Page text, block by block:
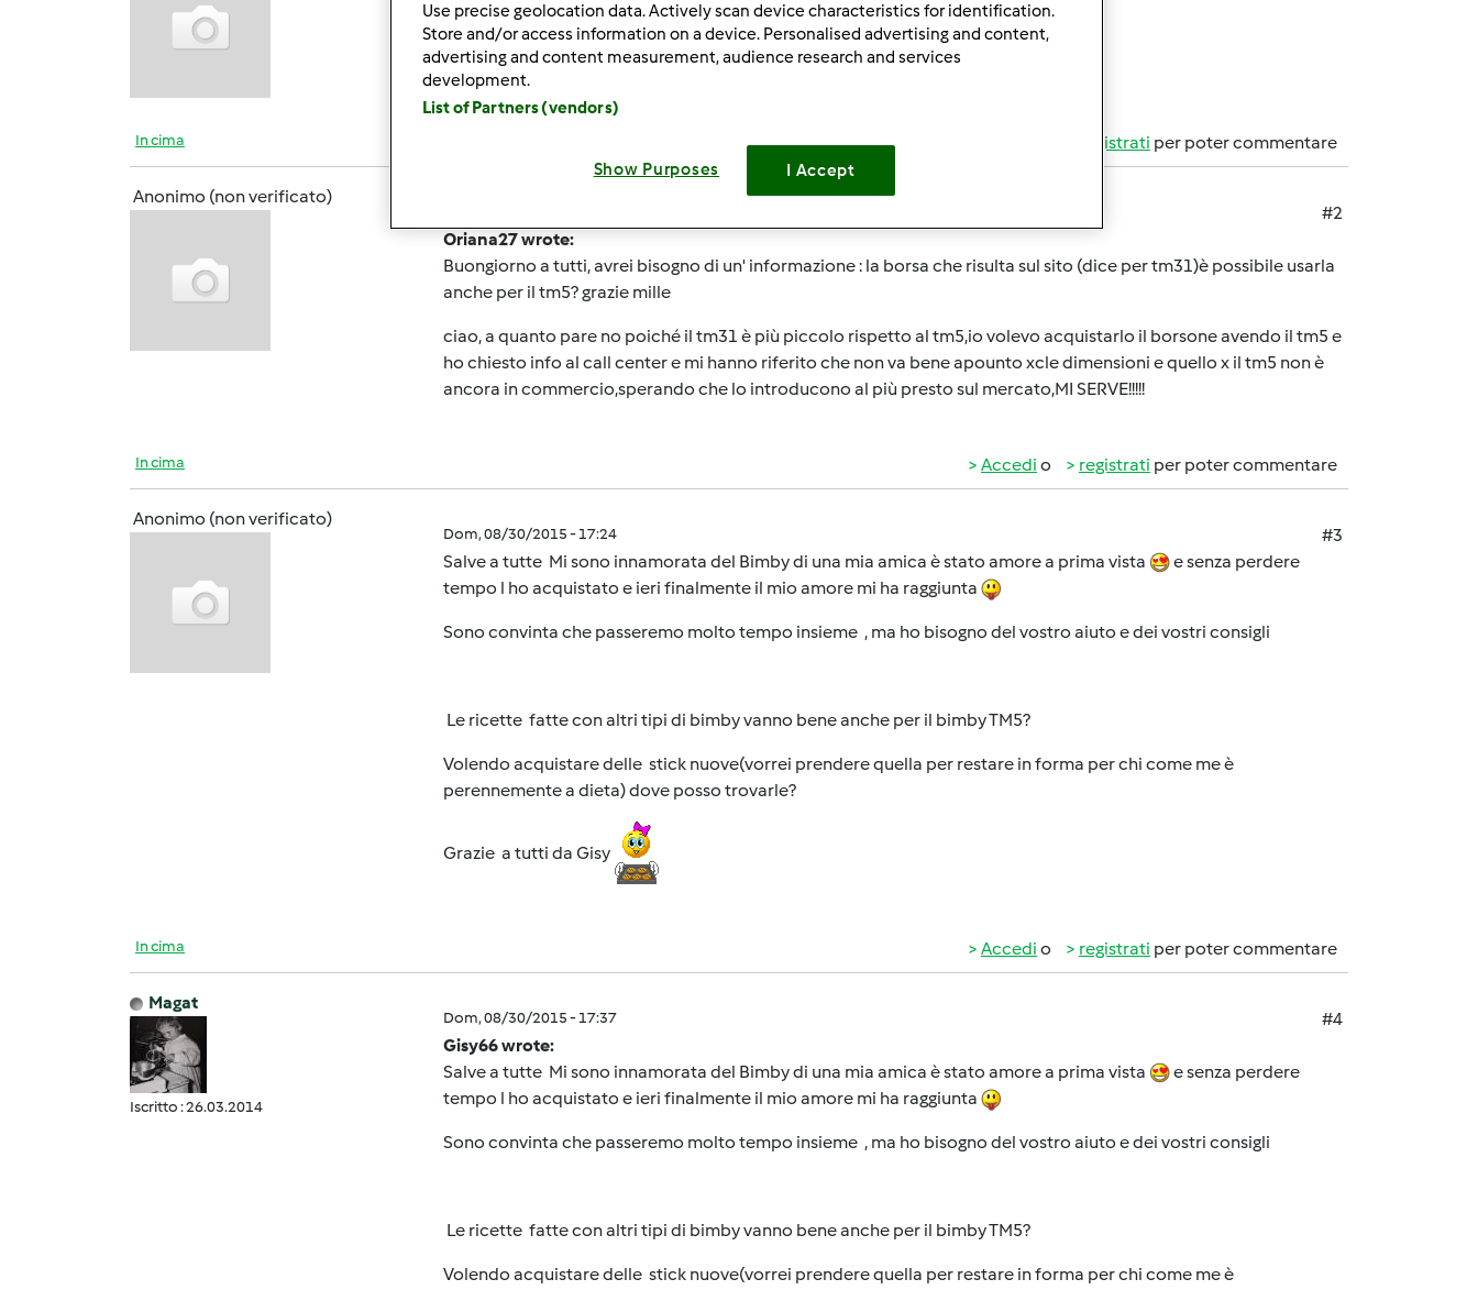
anche per il tm5? grazie mille
In cima registrati per poter commentare
Anonimo (non verificato)
#2
Oriana27 wrote:
Buongiorno a tutti, avrei bisogno di un' informazione : la borsa che risulta sul sito (dice per tm31)è possibile usarla
anche per il tm5? grazie mille
ciao, a quanto pare no poiché il tm31 è più piccolo rispetto al tm5,io volevo acquistarlo il borsone avendo il tm5 e
ho chiesto info al call center e mi hanno riferito che non va bene apounto xcle dimensioni e quello x il tm5 non è
ancora in commercio,sperando che lo introducono al più presto sul mercato,MI SERVE!!!!!
In cima Accedi o registrati per poter commentare
Anonimo (non verificato)
Dom, 08/30/2015 - 17:24
#3
Salve a tutte Mi sono innamorata del Bimby di una mia amica è stato amore a prima vista
e senza perdere
tempo l ho acquistato e ieri finalmente il mio amore mi ha raggiunta
Sono convinta che passeremo molto tempo insieme , ma ho bisogno del vostro aiuto e dei vostri consigli
Le ricette fatte con altri tipi di bimby vanno bene anche per il bimby TM5?
Volendo acquistare delle stick nuove(vorrei prendere quella per restare in forma per chi come me è
perennemente a dieta) dove posso trovarle?
Grazie a tutti da Gisy
In cima Accedi o registrati per poter commentare
Magat
Iscritto : 26.03.2014
Dom, 08/30/2015 - 17:37
#4
Gisy66 wrote:
Salve a tutte Mi sono innamorata del Bimby di una mia amica è stato amore a prima vista
e senza perdere
tempo l ho acquistato e ieri finalmente il mio amore mi ha raggiunta
Sono convinta che passeremo molto tempo insieme , ma ho bisogno del vostro aiuto e dei vostri consigli
Le ricette fatte con altri tipi di bimby vanno bene anche per il bimby TM5?
Volendo acquistare delle stick nuove(vorrei prendere quella per restare in forma per chi come me è
Use precise geolocation data. Actively scan device characteristics for identification.
Store and/or access information on a device. Personalised advertising and content,
advertising and content measurement, audience research and services
development.
List of Partners (vendors)
Show Purposes I Accept